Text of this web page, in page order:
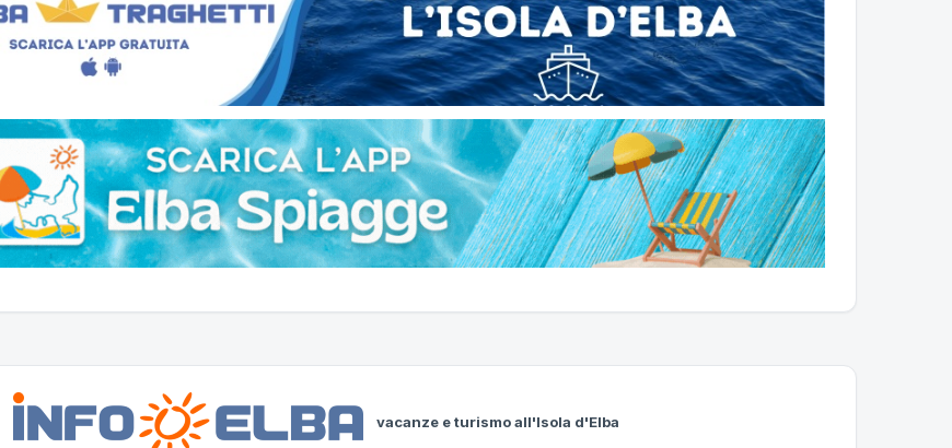
vacanze e turismo all'Isola d'Elba